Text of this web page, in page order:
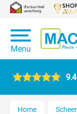
Menu
Home